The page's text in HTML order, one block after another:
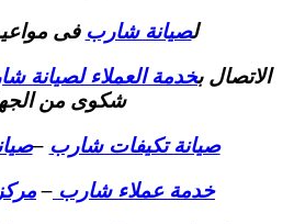
لصيانة شارب فى
الاتصال بخدمة العملاء لصيانة
شكوى من
صيانة تكيفات شارب –
خدمة عملاء شارب –